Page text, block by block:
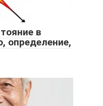
в
определение,